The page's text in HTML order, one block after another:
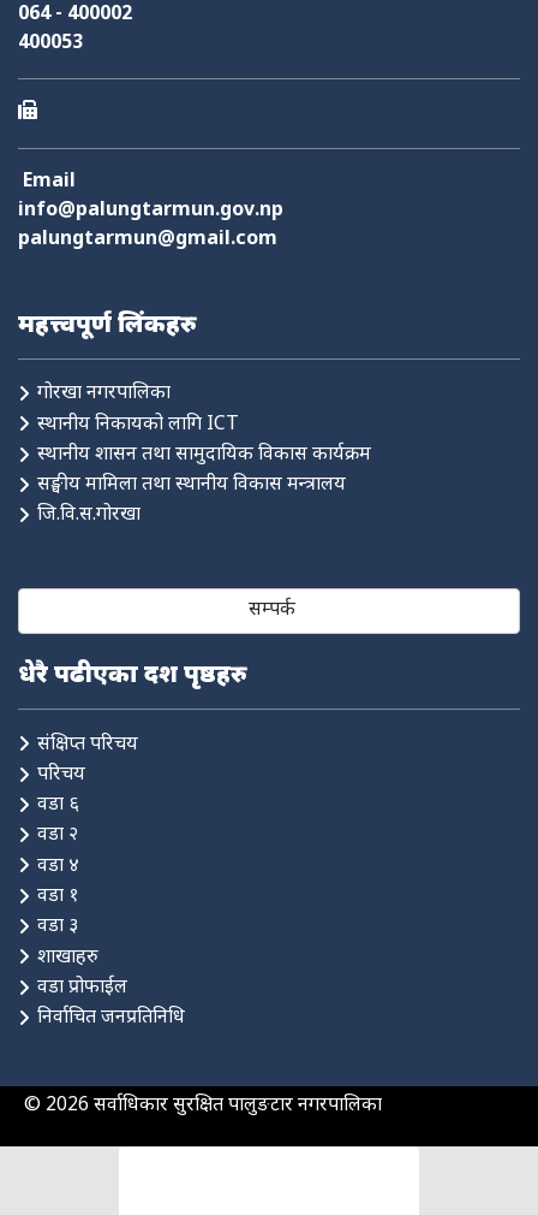
064 - 400002
400053
Email
info@palungtarmun.gov.np
palungtarmun@gmail.com
महत्त्वपूर्ण लिंकहरु
गोरखा नगरपालिका
स्थानीय निकायको लागि ICT
स्थानीय शासन तथा सामुदायिक विकास कार्यक्रम
सङ्घीय मामिला तथा स्थानीय विकास मन्त्रालय
जि.वि.स.गोरखा
सम्पर्क
धेरै पढीएका दश पृष्ठहरु
संक्षिप्त परिचय
परिचय
वडा ६
वडा २
वडा ४
वडा १
वडा ३
शाखाहरु
वडा प्रोफाईल
निर्वाचित जनप्रतिनिधि
© 2026 सर्वाधिकार सुरक्षित पालुङटार नगरपालिका